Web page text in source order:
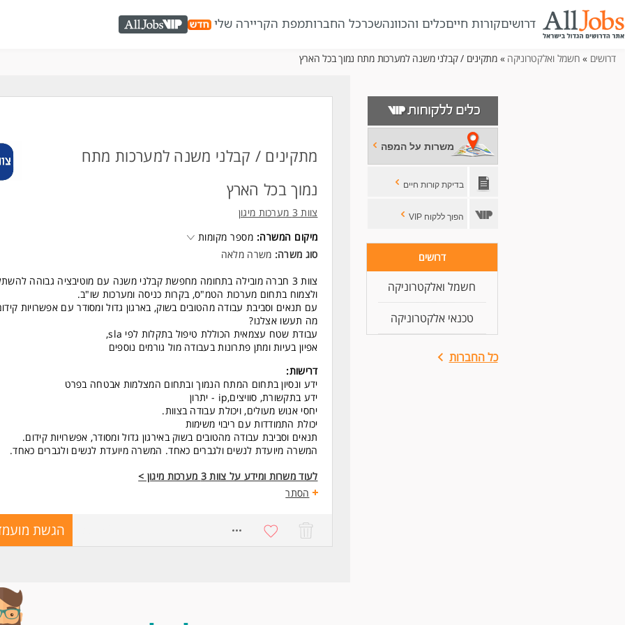
דרושיםקורות חייםכלים והכוונהשכרכל החברותמפת הקריירה שלי AllJobs VIP
דרושים » חשמל ואלקטרוניקה » מתקינים / קבלני משנה למערכות מתח נמוך בכל הארץ
משרות על המפה
בדיקת קורות חיים
הפוך ללקוח VIP
דרושים
חשמל ואלקטרוניקה
טכנאי אלקטרוניקה
כל החברות
מתקינים / קבלני משנה למערכות מתח
נמוך בכל הארץ
צוות 3 מערכות מיגון
מיקום המשרה: מספר מקומות
סוג משרה: משרה מלאה
צוות 3 חברה מובילה בתחומה מחפשת קבלני משנה עם מוטיבציה גבוהה
ולצמוח בתחום מערכות הטמ"ס, בקרות כניסה ומערכות שו"ב.
עם תנאים וסביבת עבודה מהטובים בשוק, בארגון גדול ומסודר עם אפשרויות
מה תעשו אצלנו?
עבודת שטח עצמאית הכוללת טיפול בתקלות לפי sla,
אפיון בעיות ומתן פתרונות בעבודה מול גורמים נוספים
דרישות:
ידע ונסיון בתחום המתח הנמוך ובתחום המצלמות אבטחה בפרט
ידע בתקשורת, סוויצים,ip - יתרון
יחסי אנוש מעולים, ויכולת עבודה בצוות.
יכולת התמודדות עם ריבוי משימות
תנאים וסביבת עבודה מהטובים בשוק באירגון גדול ומסודר, אפשרויות קידום.
המשרה מיועדת לנשים ולגברים כאחד. המשרה מיועדת לנשים ולגברים כאחד.
לעוד משרות ומידע על צוות 3 מערכות מיגון >
הסתר
הגשת